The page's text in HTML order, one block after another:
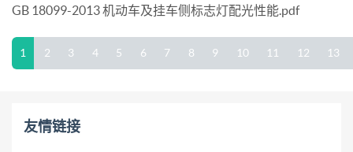
GB 18099-2013 机动车及挂车侧标志灯配光性能.pdf
1 2 3 4 5 6 7 8 9 10 11 12 13
友情链接